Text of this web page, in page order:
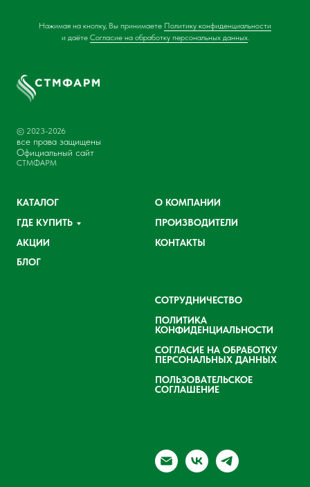
Нажимая на кнопку, Вы принимаете Политику конфиденциальности
и даёте Согласие на обработку персональных данных.
© 2023-2026
все права защищены
Официальный сайт
СТМФАРМ
КАТАЛОГ
ГДЕ КУПИТЬ
АКЦИИ
БЛОГ
О КОМПАНИИ
ПРОИЗВОДИТЕЛИ
КОНТАКТЫ
СОТРУДНИЧЕСТВО
ПОЛИТИКА
КОНФИДЕНЦИАЛЬНОСТИ
СОГЛАСИЕ НА ОБРАБОТКУ
ПЕРСОНАЛЬНЫХ ДАННЫХ
ПОЛЬЗОВАТЕЛЬСКОЕ
СОГЛАШЕНИЕ